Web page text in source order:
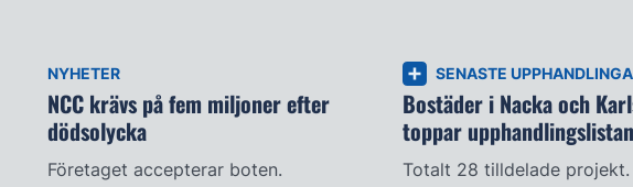
NYHETER
NCC krävs på fem miljoner efter
dödsolycka
Företaget accepterar boten.
SENASTE
Bostäder i Nacka och
toppar upphandlingslistan
Totalt 28 tilldelade projekt.